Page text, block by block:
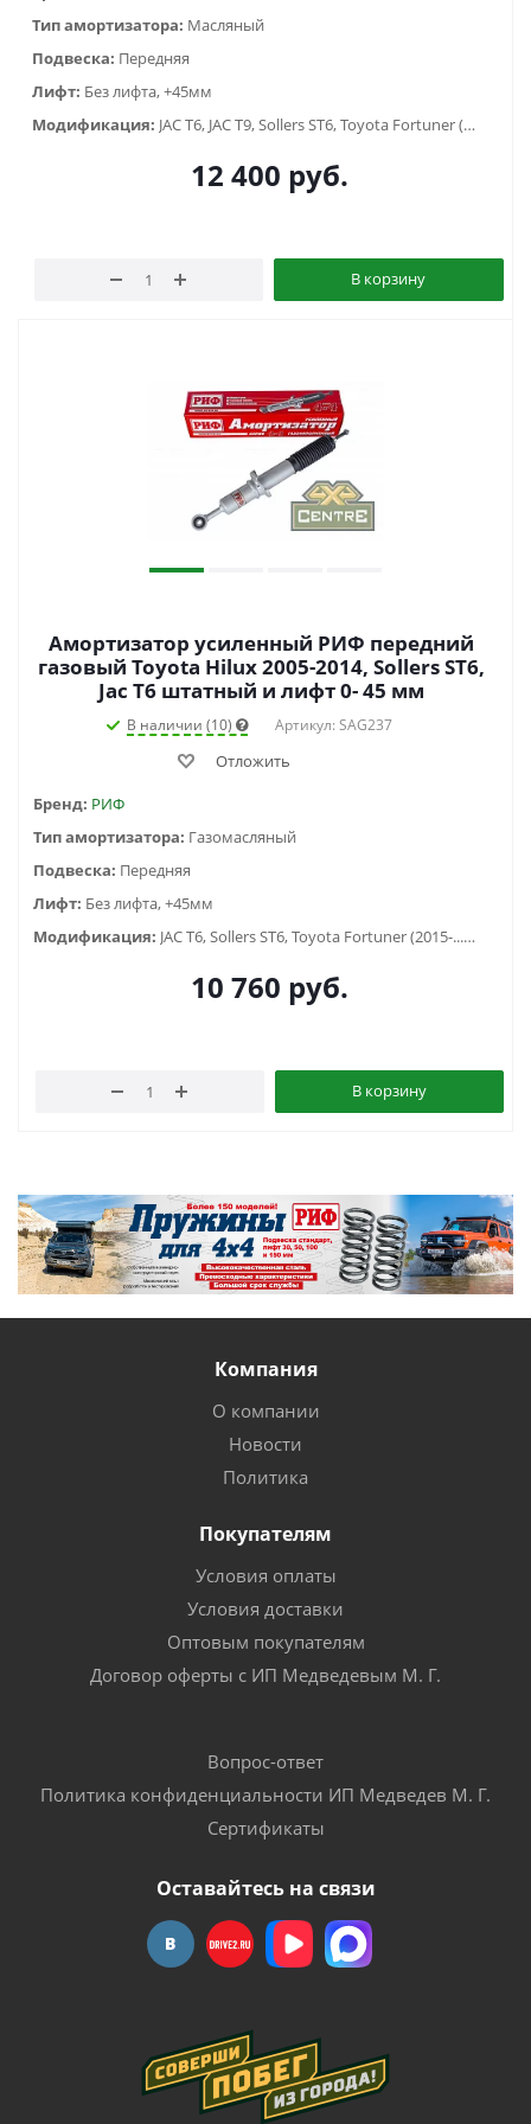
Тип амортизатора: Масляный
Подвеска: Передняя
Лифт: Без лифта, +45мм
Модификация:
JAC T6, JAC T9, Sollers ST6, Toyota Fortuner (2015-...), Toyota Hilux VII (2005-2014), Toyota Hilux VIII (2015-2020), Toyota Hilux VIII (2020-2023)
12 400 руб.
В корзину
Амортизатор усиленный РИФ передний
газовый Toyota Hilux 2005-2014, Sollers ST6,
Jac T6 штатный и лифт 0- 45 мм
В наличии (10) Артикул: SAG237
Отложить
Бренд: РИФ
Тип амортизатора: Газомасляный
Подвеска: Передняя
Лифт: Без лифта, +45мм
Модификация:
JAC T6, Sollers ST6, Toyota Fortuner (2015-...), Toyota Hilux VII (2005-2014), Toyota Hilux VIII (2015-2020), Toyota Hilux VIII (2020-2023)
10 760 руб.
В корзину
Компания
О компании
Новости
Политика
Покупателям
Условия оплаты
Условия доставки
Оптовым покупателям
Договор оферты с ИП Медведевым М. Г.
Вопрос-ответ
Политика конфиденциальности ИП Медведев М. Г.
Сертификаты
Оставайтесь на связи